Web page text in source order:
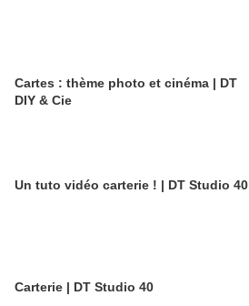
Cartes : thème photo et cinéma | DT
DIY & Cie
Un tuto vidéo carterie ! | DT Studio 40
Carterie | DT Studio 40